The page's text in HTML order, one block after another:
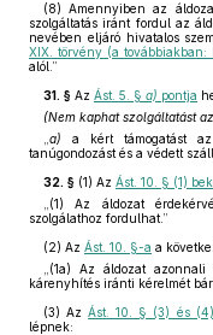
(8) Amennyiben az
szolgáltatás iránt fordul az
nevében eljáró hivatalos
XIX. törvény (a továbbiakban:
alól.”
31. § Az Ást. 5. § a) pontja
(Nem kaphat szolgáltatást
a) a kért támogatást
tanúgondozást és a védett
32. § (1) Az Ást. 10. § (1)
„(1) Az áldozat
szolgálathoz fordulhat.”
(2) Az Ást. 10. §-a a
„(1a) Az áldozat
kárenyhítés iránti kérelmét
(3) AzÁst. 10. § (3) és
lépnek: